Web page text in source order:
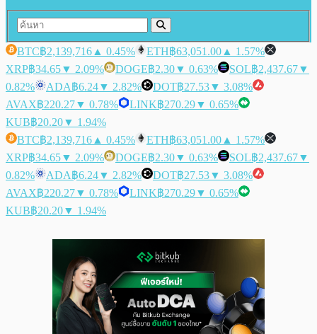
BTC฿2,139,716 ▲ 0.45% ETH฿63,051.00 ▲ 1.57%
XRP฿34.65▼ 2.09% DOGE฿2.30▼ 0.63% SOL฿2,437.67▼
0.82%
ADA฿6.24▼ 2.82% DOT฿27.53▼ 3.08%
AVAX฿220.27▼ 0.78% LINK฿270.29▼ 0.65%
KUB฿20.20▼ 1.94%
BTC฿2,139,716 ▲ 0.45% ETH฿63,051.00 ▲ 1.57%
XRP฿34.65▼ 2.09% DOGE฿2.30▼ 0.63% SOL฿2,437.67▼
0.82%
ADA฿6.24▼ 2.82% DOT฿27.53▼ 3.08%
AVAX฿220.27▼ 0.78% LINK฿270.29▼ 0.65%
KUB฿20.20▼ 1.94%